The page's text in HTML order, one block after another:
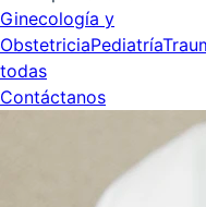
Ginecología y
ObstetriciaPediatría
todas
Contáctanos